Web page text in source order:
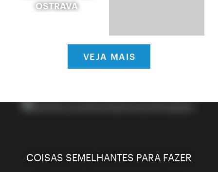
OSTRAVA
VEJA MAIS
COISAS SEMELHANTES PARA FAZER